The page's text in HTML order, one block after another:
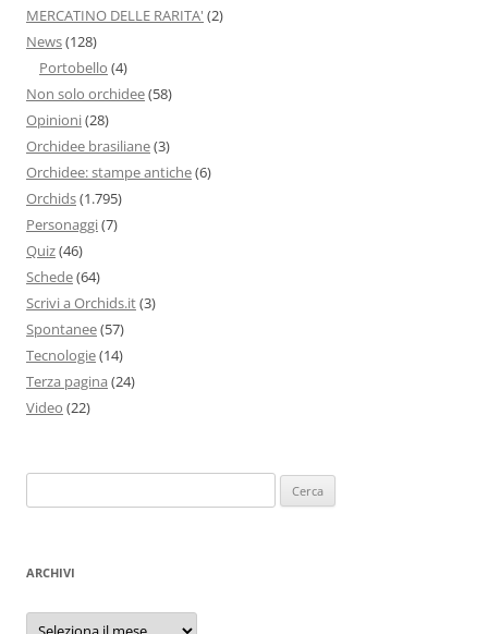
MERCATINO DELLE RARITA' (2)
News(128)
Portobello (4)
Non solo orchidee(58)
Opinioni(28)
Orchidee brasiliane(3)
Orchidee: stampe antiche(6)
Orchids(1.795)
Personaggi(7)
Quiz(46)
Schede(64)
Scrivi a Orchids.it(3)
Spontanee(57)
Tecnologie(14)
Terza pagina (24)
Video (22)
per:
ARCHIVI
Archivi